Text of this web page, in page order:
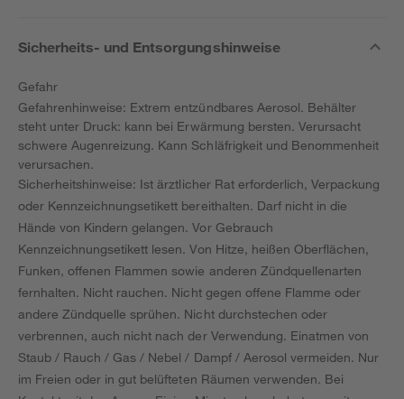
Sicherheits- und Entsorgungshinweise
Gefahr
Gefahrenhinweise: Extrem entzündbares Aerosol. Behälter
steht unter Druck: kann bei Erwärmung bersten. Verursacht
schwere Augenreizung. Kann Schläfrigkeit und Benommenheit
verursachen.
Sicherheitshinweise: Ist ärztlicher Rat erforderlich, Verpackung
oder Kennzeichnungsetikett bereithalten. Darf nicht in die
Hände von Kindern gelangen. Vor Gebrauch
Kennzeichnungsetikett lesen. Von Hitze, heißen Oberflächen,
Funken, offenen Flammen sowie anderen Zündquellenarten
fernhalten. Nicht rauchen. Nicht gegen offene Flamme oder
andere Zündquelle sprühen. Nicht durchstechen oder
verbrennen, auch nicht nach der Verwendung. Einatmen von
Staub / Rauch / Gas / Nebel / Dampf / Aerosol vermeiden. Nur
im Freien oder in gut belüfteten Räumen verwenden. Bei